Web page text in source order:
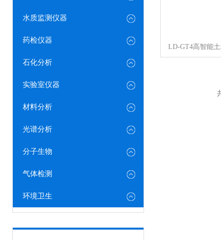
水质监测仪器
药检仪器
石化分析
实验室仪器
材料分析
光谱分析
分子生物
气体检测
环境卫生
LD-GT4高智能